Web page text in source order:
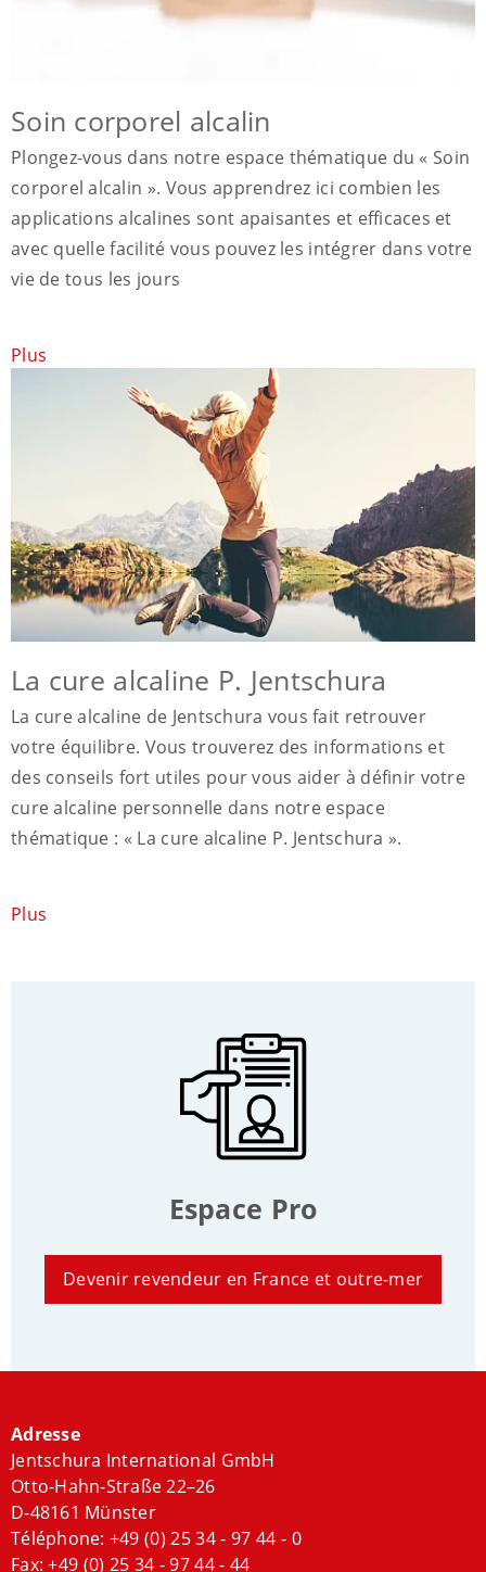
Soin corporel alcalin
Plongez-vous dans notre espace thématique du « Soin
corporel alcalin ». Vous apprendrez ici combien les
applications alcalines sont apaisantes et efficaces et
avec quelle facilité vous pouvez les intégrer dans votre
vie de tous les jours
Plus
La cure alcaline P. Jentschura
La cure alcaline de Jentschura vous fait retrouver
votre équilibre. Vous trouverez des informations et
des conseils fort utiles pour vous aider à définir votre
cure alcaline personnelle dans notre espace
thématique : « La cure alcaline P. Jentschura ».
Plus
Espace Pro
Devenir revendeur en France et outre-mer
Adresse
Jentschura International GmbH
Otto-Hahn-Straße 22–26
D-48161 Münster
Téléphone: +49 (0) 25 34 - 97 44 - 0
Fax: +49 (0) 25 34 - 97 44 - 44